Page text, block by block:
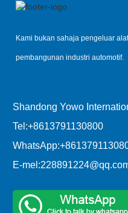
Kami bukan sahaja pengeluar
pembangunan industri automotif.
Shandong Yowo
Tel:+8613791130800
WhatsApp:
E-mel: